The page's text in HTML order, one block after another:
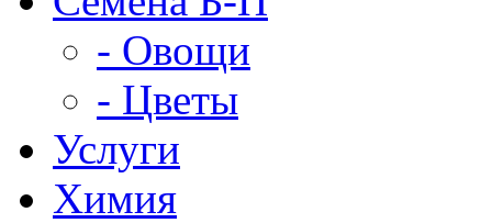
- Овощи
- Цветы
Услуги
Химия